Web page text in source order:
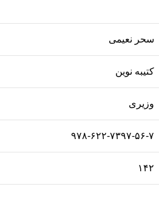
سحر نعیمی
کتیبه نوین
وزیری
۹۷۸-۶۲۲-۷۳۹۷-۵۶-۷
۱۴۲